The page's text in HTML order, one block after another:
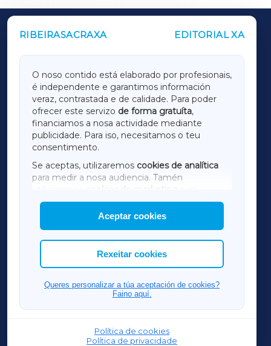
RIBEIRASACRAXA EDITORIAL XA
O noso contido está elaborado por profesionais,
é independente e garantimos información
veraz, contrastada e de calidade. Para poder
ofrecer este servizo de forma gratuíta,
financiamos a nosa actividade mediante
publicidade. Para iso, necesitamos o teu
consentimento.
Se aceptas, utilizaremos cookies de analítica
para medir a nosa audiencia. Tamén
utilizaremos
cookies de marketing
mostrar publicidade de terceiros.
Así mesmo, podes personalizar a elección das
cookies que desexas permitir.
Aceptar cookies
Rexeitar cookies
Queres personalizar a túa aceptación de cookies?
Faino aquí.
Política de cookies
Política de privacidade
OUTROS PERIÓDICOS
LUGOXA
TERRACHAXA
AMARIÑAXA
RIBEIRASACRAXA
ACORUÑAXA
FERROLXA
OURENSEXA